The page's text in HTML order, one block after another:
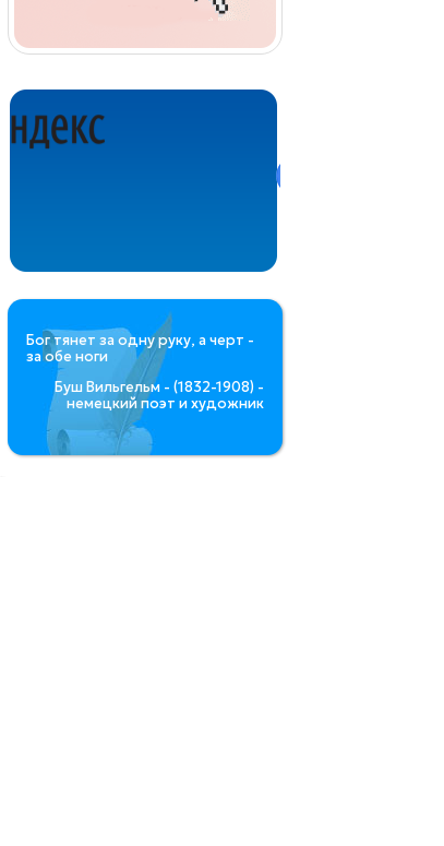
Бог тянет за одну руку, а черт -
за обе ноги
Буш Вильгельм - (1832-1908) -
немецкий поэт и художник